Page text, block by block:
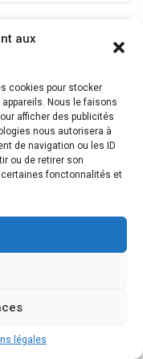
aux
cookies pour stocker
Nous le faisons
afficher des publicités
nous autorisera à
de navigation ou les ID
ou de retirer son
fonctonnalités et
légales